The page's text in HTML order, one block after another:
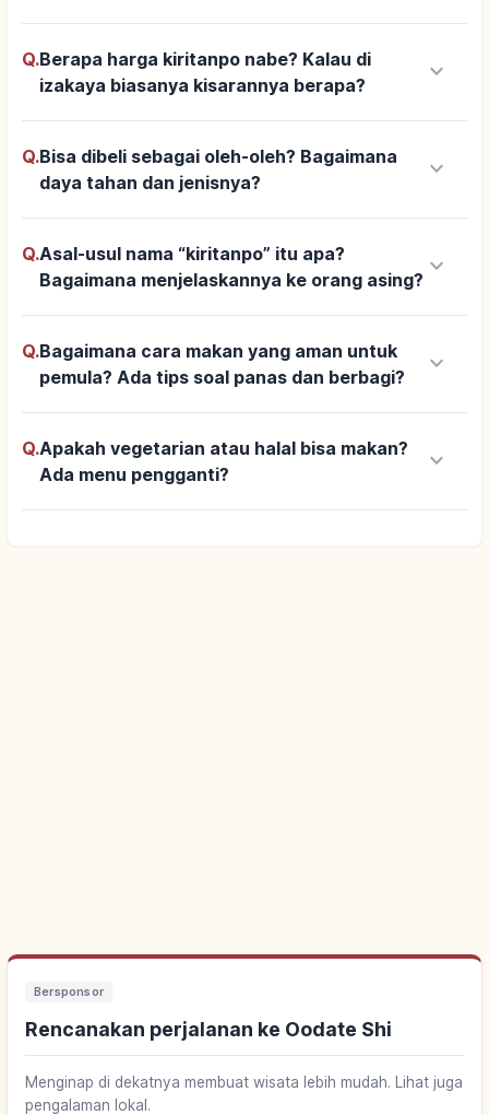
Q.Berapa harga kiritanpo nabe? Kalau di
izakaya biasanya kisarannya berapa?
keyboard_arrow_down
Q.Bisa dibeli sebagai oleh-oleh? Bagaimana
daya tahan dan jenisnya?
keyboard_arrow_down
Q.Asal-usul nama “kiritanpo” itu apa?
Bagaimana menjelaskannya ke orang asing? keyboard_arrow_down
Q.Bagaimana cara makan yang aman untuk
pemula? Ada tips soal panas dan berbagi?
keyboard_arrow_down
Q.Apakah vegetarian atau halal bisa makan?
Ada menu pengganti?
keyboard_arrow_down
Bersponsor
Rencanakan perjalanan ke Oodate Shi
Menginap di dekatnya membuat wisata lebih mudah. Lihat juga
pengalaman lokal.